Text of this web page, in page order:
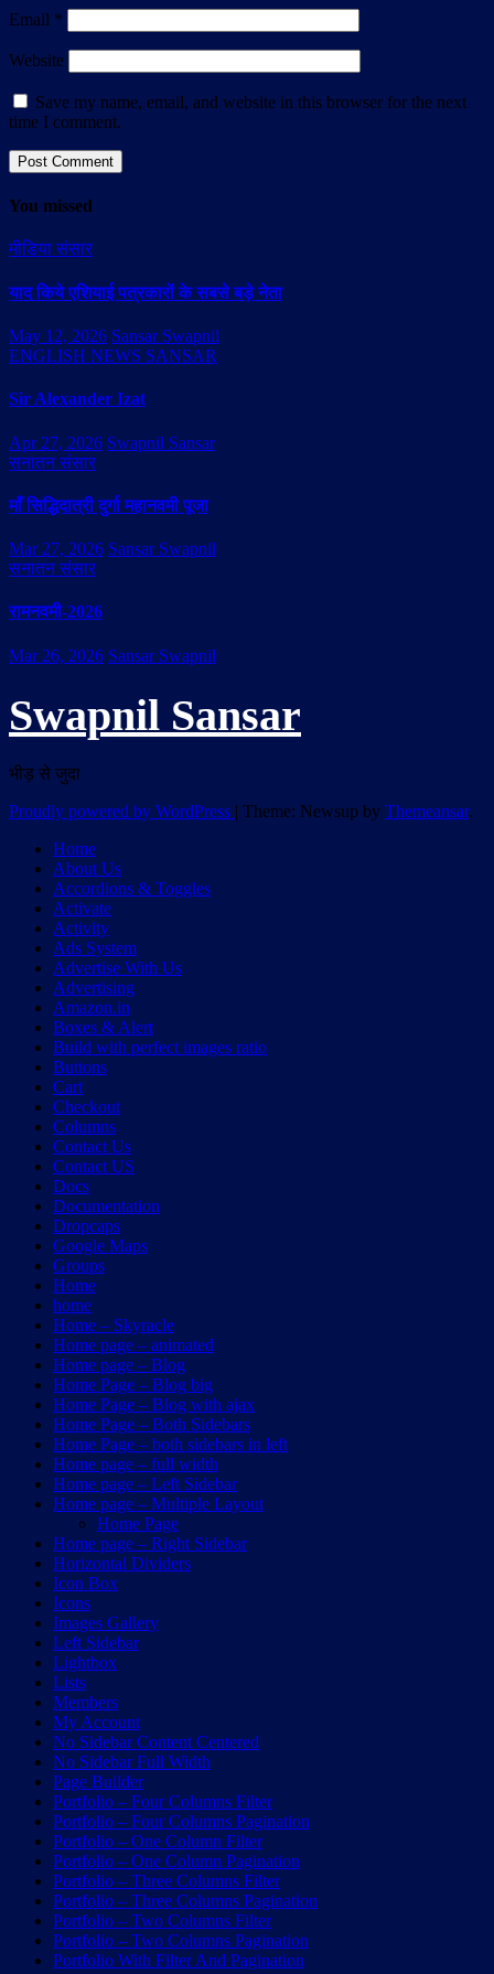
Email *
Website
Save my name, email, and website in this browser for the next
time I comment.
You missed
मीडिया संसार
याद किये एशियाई पत्रकारों के सबसे बड़े नेता
May 12, 2026 Sansar Swapnil
ENGLISH NEWS SANSAR
Sir Alexander Izat
Apr 27, 2026 Swapnil Sansar
सनातन संसार
माँ सिद्धिदात्री दुर्गा महानवमी पूजा
Mar 27, 2026 Sansar Swapnil
सनातन संसार
रामनवमी-2026
Mar 26, 2026 Sansar Swapnil
Swapnil Sansar
भीड़ से जुदा
Proudly powered by WordPress
Theme: Newsup by Themeansar.
Home
About Us
Accordions & Toggles
Activate
Activity
Ads System
Advertise With Us
Advertising
Amazon.in
Boxes & Alert
Build with perfect images ratio
Buttons
Cart
Checkout
Columns
Contact Us
Contact US
Docs
Documentation
Dropcaps
Google Maps
Groups
Home
home
Home – Skyracle
Home page – animated
Home page – Blog
Home Page – Blog big
Home Page – Blog with ajax
Home Page – Both Sidebars
Home Page – both sidebars in left
Home page – full width
Home page – Left Sidebar
Home page – Multiple Layout
Home Page
Home page – Right Sidebar
Horizontal Dividers
Icon Box
Icons
Images Gallery
Left Sidebar
Lightbox
Lists
Members
My Account
No Sidebar Content Centered
No Sidebar Full Width
Page Builder
Portfolio – Four Columns Filter
Portfolio – Four Columns Pagination
Portfolio – One Column Filter
Portfolio – One Column Pagination
Portfolio – Three Columns Filter
Portfolio – Three Columns Pagination
Portfolio – Two Columns Filter
Portfolio – Two Columns Pagination
Portfolio With Filter And Pagination